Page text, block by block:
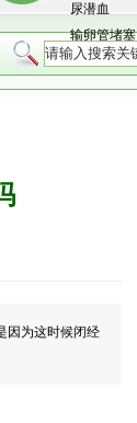
尿潜血
输卵管堵塞
因为这时候闭经